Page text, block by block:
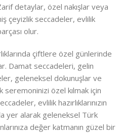
detaylar, özel nakışlar veya
çeyizlik seccadeler, evlilik
olur.
çiftlere özel günlerinde
Damat seccadeleri, gelin
geleneksel dokunuşlar ve
seremoninizi özel kılmak için
evlilik hazırlıklarınızın
yer alarak geleneksel Türk
değer katmanın güzel bir